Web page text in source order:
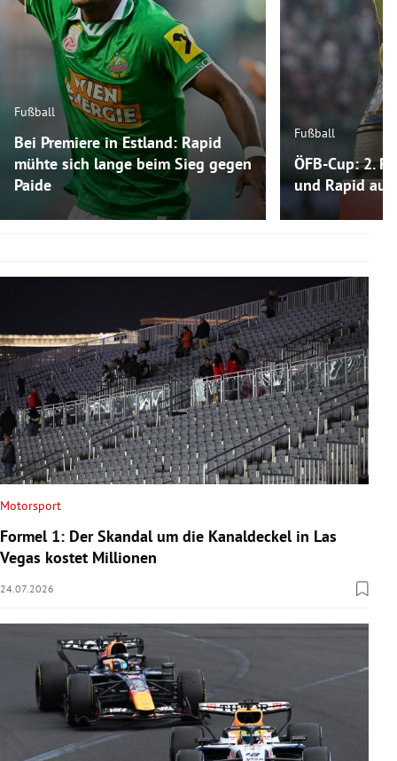
Fußball
Bei Premiere in Estland: Rapid
mühte sich lange beim Sieg gegen
Paide
Fußball
ÖFB-Cup: 2.
und Rapid auf
Motorsport
Formel 1: Der Skandal um die Kanaldeckel in Las
Vegas kostet Millionen
24.07.2026